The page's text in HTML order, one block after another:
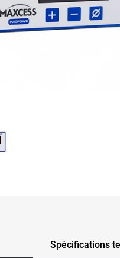
Spécifications